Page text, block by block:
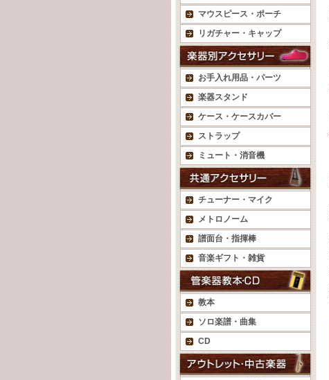
マウスピース・ポーチ
リガチャー・キャップ
お手入れ用品・パーツ
楽器スタンド
ケース・ケースカバー
ストラップ
ミュート・消音機
チューナー・マイク
メトロノーム
譜面台・指揮棒
音楽ギフト・雑貨
教本
ソロ楽譜・曲集
CD